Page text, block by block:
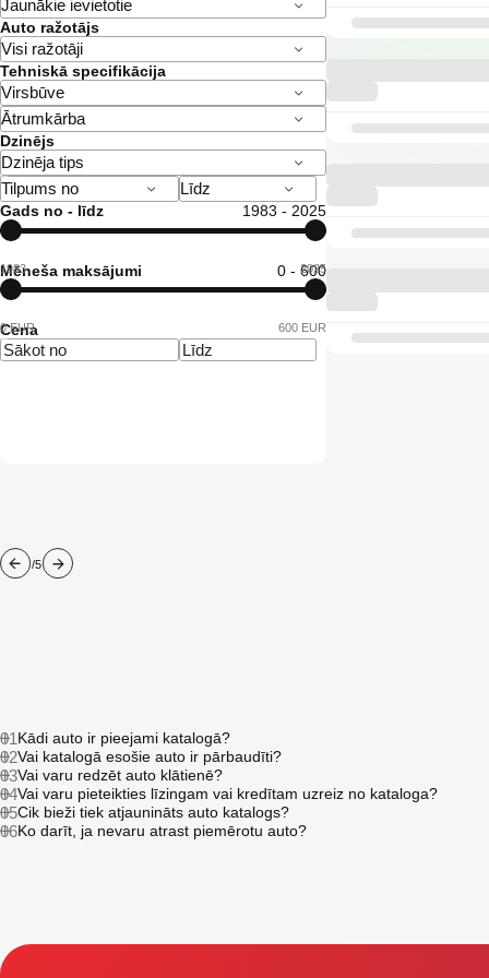
Auto ražotājs
Tehniskā specifikācija
Dzinējs
Gads no - līdz 1983 - 2025
1983 2025
Mēneša maksājumi 0 - 600
0 EUR 600 EUR
Cena
/5
01Kādi auto ir pieejami katalogā?
02Vai katalogā esošie auto ir pārbaudīti?
03Vai varu redzēt auto klātienē?
04Vai varu pieteikties līzingam vai kredītam uzreiz no kataloga?
05Cik bieži tiek atjaunināts auto katalogs?
06Ko darīt, ja nevaru atrast piemērotu auto?